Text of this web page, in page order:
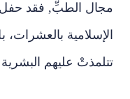
مجال الطبِّ, فقد حفل
الإسلامية بالعشرات،
تتلمذتْ عليهم